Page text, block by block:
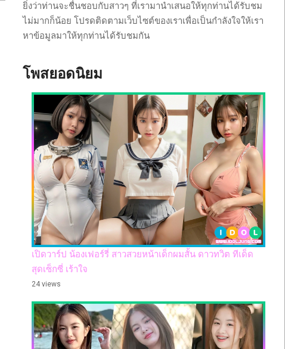
ยิ่งว่าท่านจะชื่นชอบกับสาวๆ ที่เรามานำเสนอให้ทุกท่านได้รับชม
ไม่มากก็น้อย โปรดติดตามเว็บไซต์ของเราเพื่อเป็นกำลังใจให้เรา
หาข้อมูลมาให้ทุกท่านได้รับชมกัน
โพสยอดนิยม
เปิดวาร์ป น้องเฟอร์รี่ สาวสวยหน้าเด็กผมสั้น ดาวทวิต ทีเด็ด
สุดเซ็กซี่ เร้าใจ
24 views